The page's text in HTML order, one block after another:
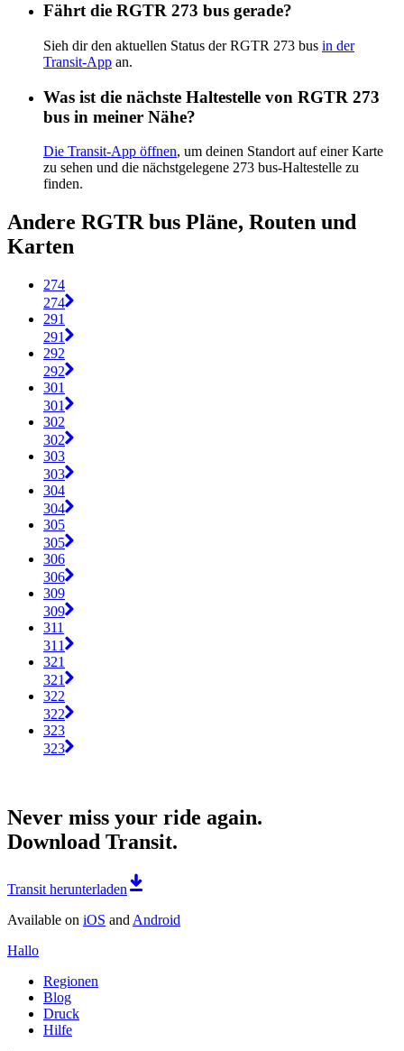
Fährt die RGTR 273 bus gerade?
Sieh dir den aktuellen Status der RGTR 273 bus in der
Transit-App an.
Was ist die nächste Haltestelle von RGTR 273
bus in meiner Nähe?
Die Transit-App öffnen, um deinen Standort auf einer Karte
zu sehen und die nächstgelegene 273 bus-Haltestelle zu
finden.
Andere RGTR bus Pläne, Routen und
Karten
274
274
291
291
292
292
301
301
302
302
303
303
304
304
305
305
306
306
309
309
311
311
321
321
322
322
323
323
Never miss your ride again.
Download Transit.
Transit herunterladen
Available on iOS and Android
Hallo
Regionen
Blog
Druck
Hilfe